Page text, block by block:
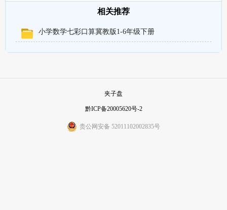
相关推荐
小学数学七彩口算冀教版1-6年级下册
夹子盘
黔ICP备20005620号-2
贵公网安备 52011102002835号